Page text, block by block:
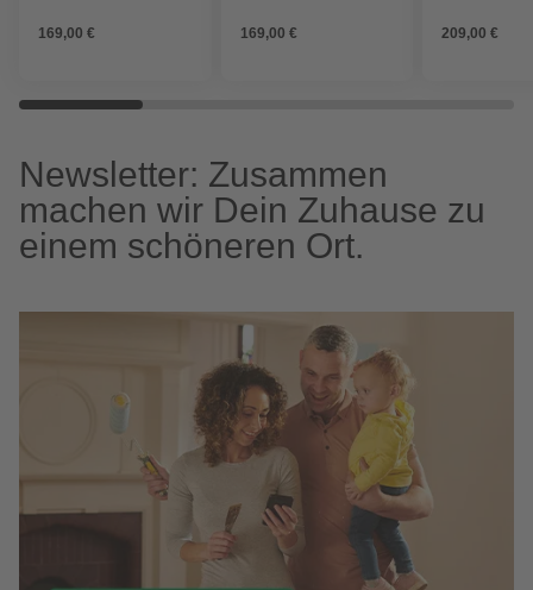
169,00 € 169,00 € 209,00 €
Newsletter: Zusammen
machen wir Dein Zuhause zu
einem schöneren Ort.